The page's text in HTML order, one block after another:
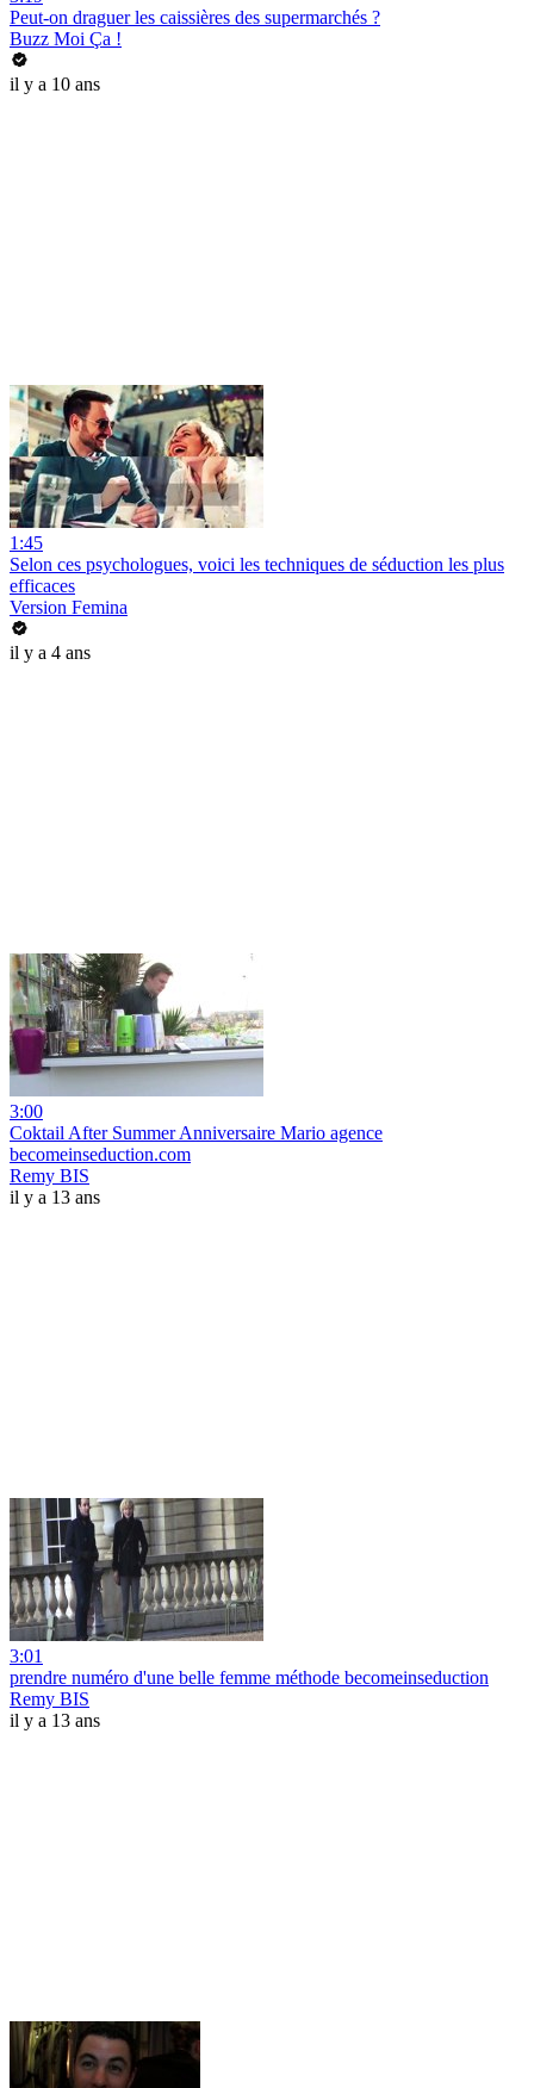
Peut-on draguer les caissières des supermarchés ?
Buzz Moi Ça !
il y a 10 ans
1:45
Selon ces psychologues, voici les techniques de séduction les plus
efficaces
Version Femina
il y a 4 ans
3:00
Coktail After Summer Anniversaire Mario agence
becomeinseduction.com
Remy BIS
il y a 13 ans
3:01
prendre numéro d'une belle femme méthode becomeinseduction
Remy BIS
il y a 13 ans